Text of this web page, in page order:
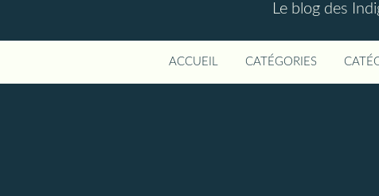
Le blog des
ACCUEIL CATÉGORIES